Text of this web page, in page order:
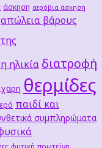
άσκηση αερόβια άσκηση
απώλεια βάρους
ηλικία διατροφή
θερμίδες
παιδί και
συμπληρώματα
φυτική πρωτείνη